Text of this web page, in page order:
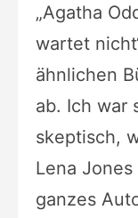
„Agatha
wartet
ähnlichen
ab. Ich war
skeptisch,
Lena
ganzes